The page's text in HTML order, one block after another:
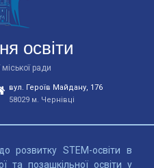
та
на
освіти
міської ради
вул. Героїв Майдану, 176
58029 м. Чернівці
розвитку STEM-освіти в
та позашкільної освіти у